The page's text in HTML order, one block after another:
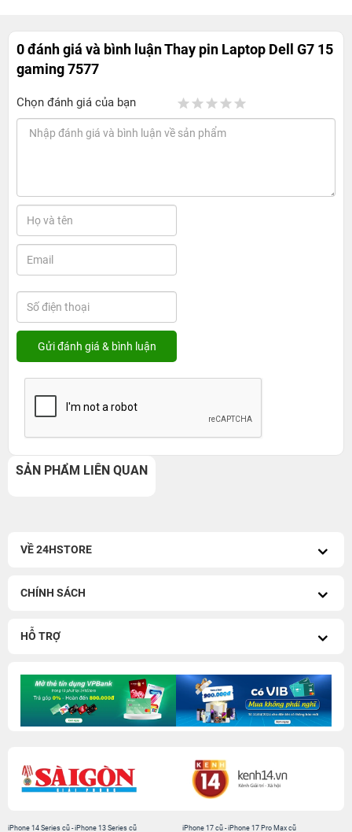
0 đánh giá và bình luậnThay pin Laptop Dell G7 15
gaming 7577
Chọn đánh giá của bạn
SẢN PHẨM LIÊN QUAN
VỀ 24HSTORE
CHÍNH SÁCH
HỖ TRỢ
iPhone 14 Series cũ -iPhone 13 Series cũ
iPhone 17 cũ-iPhone 17 Pro Max cũ